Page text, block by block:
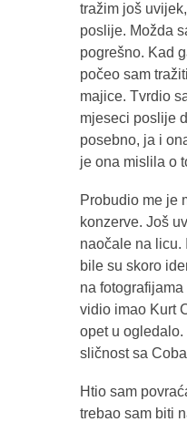
tražim još
poslije. Možda
pogrešno. Kad
počeo sam
majice. Tvrdio
mjeseci poslije
posebno, ja i
je ona mislila o
Probudio me je
konzerve. Još
naočale na licu.
bile su skoro
na
vidio imao Kurt
opet u
sličnost sa
Htio sam
trebao sam biti